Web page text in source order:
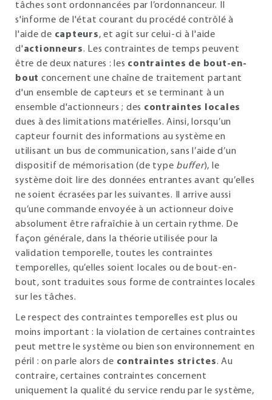
tâches sont ordonnancées par l’ordonnanceur. Il
s'informe de l'état courant du procédé contrôlé à
l'aide de capteurs, et agit sur celui-ci à l'aide
d'actionneurs. Les contraintes de temps peuvent
être de deux natures : les contraintes de bout-en-
bout concernent une chaîne de traitement partant
d'un ensemble de capteurs et se terminant à un
ensemble d'actionneurs ; des contraintes locales
dues à des limitations matérielles. Ainsi, lorsqu’un
capteur fournit des informations au système en
utilisant un bus de communication, sans l’aide d’un
dispositif de mémorisation (de type buffer), le
système doit lire des données entrantes avant qu’elles
ne soient écrasées par les suivantes. Il arrive aussi
qu’une commande envoyée à un actionneur doive
absolument être rafraîchie à un certain rythme. De
façon générale, dans la théorie utilisée pour la
validation temporelle, toutes les contraintes
temporelles, qu’elles soient locales ou de bout-en-
bout, sont traduites sous forme de contraintes locales
sur les tâches.
Le respect des contraintes temporelles est plus ou
moins important : la violation de certaines contraintes
peut mettre le système ou bien son environnement en
péril : on parle alors de contraintes strictes. Au
contraire, certaines contraintes concernent
uniquement la qualité du service rendu par le système,